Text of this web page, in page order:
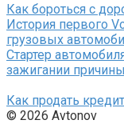
Как бороться с
История первого
грузовых
Стартер
зажигании
Как продать
© 2026 Avtonov